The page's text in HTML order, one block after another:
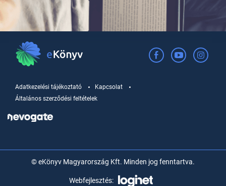
Adatkezelési tájékoztató
Kapcsolat
Általános szerződési feltételek
© eKönyv Magyarország Kft. Minden jog fenntartva.
Webfejlesztés: